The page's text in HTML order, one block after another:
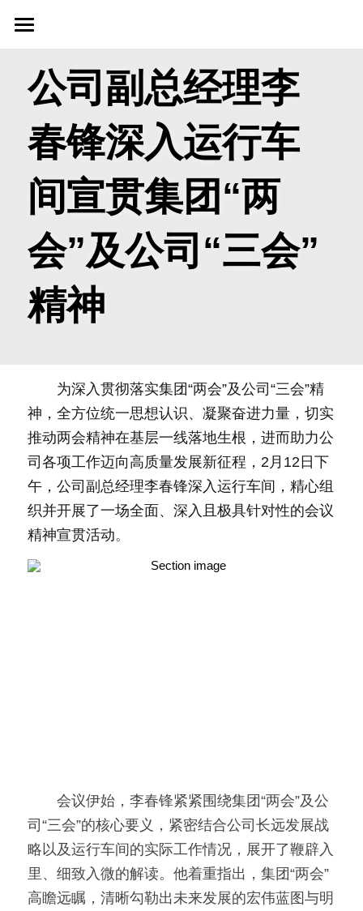
关于我们
新闻资讯
社会责任
业务范围
科技创新
联系我们
公司副总经理李
春锋深入运行车
间宣贯集团“两
会”及公司“三会”
精神
为深入贯彻落实集团“两会”及公司“三会”精
神，全方位统一思想认识、凝聚奋进力量，切实
推动两会精神在基层一线落地生根，进而助力公
司各项工作迈向高质量发展新征程，2月12日下
午，公司副总经理李春锋深入运行车间，精心组
织并开展了一场全面、深入且极具针对性的会议
精神宣贯活动。
会议伊始，李春锋紧紧围绕集团“两会”及公
司“三会”的核心要义，紧密结合公司长远发展战
略以及运行车间的实际工作情况，展开了鞭辟入
里、细致入微的解读。他着重指出，集团“两会”
高瞻远瞩，清晰勾勒出未来发展的宏伟蓝图与明